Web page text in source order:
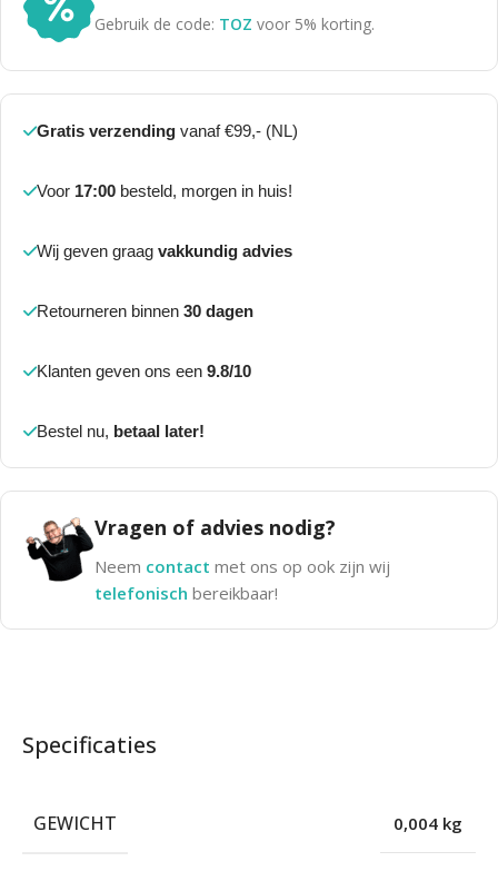
Gebruik de code: TOZ voor 5% korting.
Gratis verzending vanaf €99,- (NL)
Voor 17:00 besteld, morgen in huis!
Wij geven graag vakkundig advies
Retourneren binnen 30 dagen
Klanten geven ons een 9.8/10
Bestel nu, betaal later!
Vragen of advies nodig?
Neem contact met ons op ook zijn wij
telefonisch bereikbaar!
Specificaties
GEWICHT 0,004 kg